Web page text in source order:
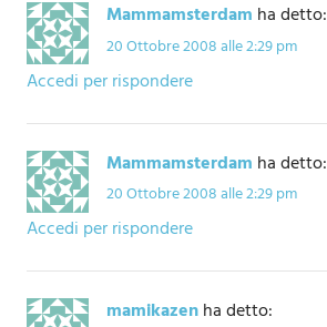
Mammamsterdam ha detto:
20 Ottobre 2008 alle 2:29 pm
Accedi per rispondere
Mammamsterdam ha detto:
20 Ottobre 2008 alle 2:29 pm
Accedi per rispondere
mamikazenha detto: